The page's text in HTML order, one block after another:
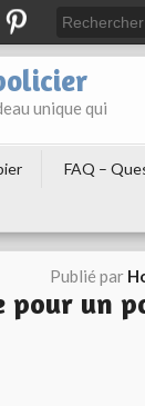
unique qui
FAQ –
Publié par
pour un